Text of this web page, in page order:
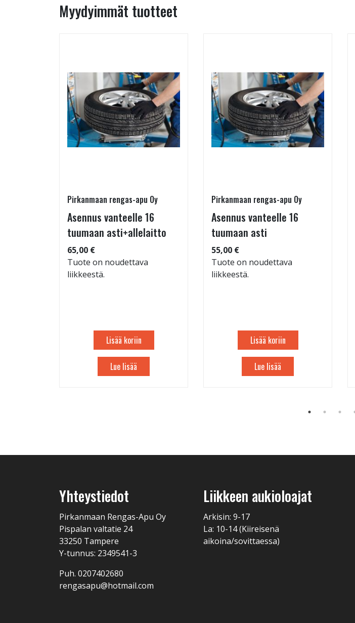
Myydyimmät tuotteet
Pirkanmaan rengas-apu Oy
Asennus vanteelle 16
tuumaan asti+allelaitto
65,00 €
Tuote on noudettava
liikkeestä.
Lisää koriin
Lue lisää
Pirkanmaan rengas-apu Oy
Asennus vanteelle 16
tuumaan asti
55,00 €
Tuote on noudettava
liikkeestä.
Lisää koriin
Lue lisää
Yhteystiedot
Pirkanmaan Rengas-Apu Oy
Pispalan valtatie 24
33250 Tampere
Y-tunnus: 2349541-3
Puh. 0207402680
rengasapu@hotmail.com
Liikkeen aukioloajat
Arkisin: 9-17
La: 10-14 (Kiireisenä
aikoina/sovittaessa)